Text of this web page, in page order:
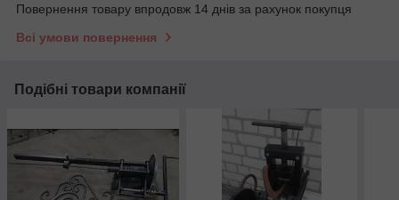
Повернення товару впродовж 14 днів за рахунок покупця
Всі умови повернення
Подібні товари компанії